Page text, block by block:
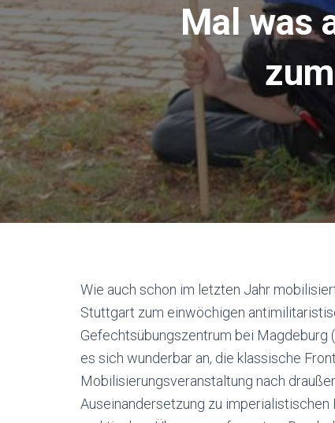
Mal was
Wie auch schon im letzten Jahr
Stuttgart zum einwöchigen
Gefechtsübungszentrum bei Magdeburg
es sich wunderbar an, die klassische
Mobilisierungsveranstaltung nach
Auseinandersetzung zu